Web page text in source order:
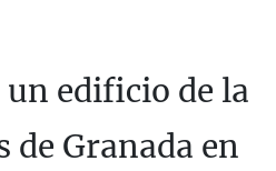
un edificio de la
de Granada en